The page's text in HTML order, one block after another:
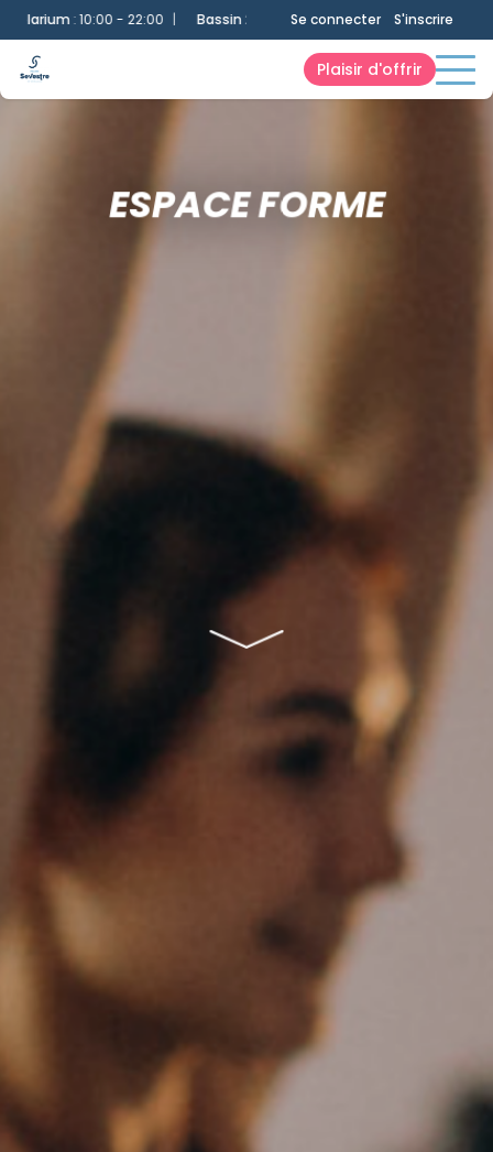
:10:00 - 22:00 | Bassin 25m: 10:00 - 22:00 | Bassin Ludique
Se connecter S'inscrire
Plaisir d'offrir
ESPACE FORME